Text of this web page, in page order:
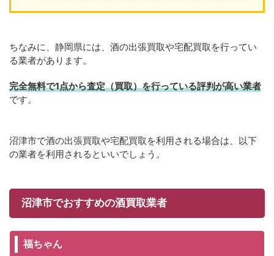
ちなみに、静岡県には、酒の出張買取や宅配買取を行ってい
る業者があります。
完全無料で1点から査定（買取）を行っている評判が高い業者
です。
沼津市で酒の出張買取や宅配買取を利用される場合は、以下
の業者を利用されるといいでしょう。
沼津市でおすすめの酒買取業者
福ちゃん